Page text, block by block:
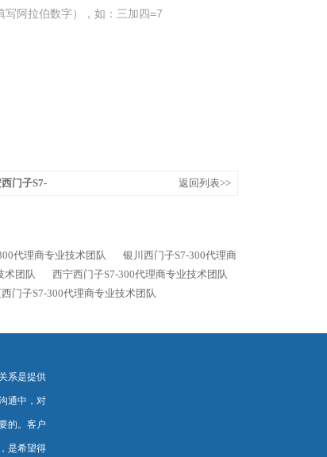
写阿拉伯数字），如：三加四=7
门子S7-
返回列表>>
代理商专业技术团队
银川西门子S7-300代理商
术团队
西宁西门子S7-300代理商专业技术团队
门子S7-300代理商专业技术团队
系是提供
通中，对
的。客户
是希望得